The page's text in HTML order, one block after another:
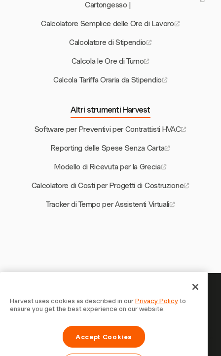
Cartongesso |
Calcolatore Semplice delle Ore di Lavoro
Calcolatore di Stipendio
Calcola le Ore di Turno
Calcola Tariffa Oraria da Stipendio
Altri strumenti Harvest
Software per Preventivi per Contrattisti HVAC
Reporting delle Spese Senza Carta
Modello di Ricevuta per la Grecia
Calcolatore di Costi per Progetti di Costruzione
Tracker di Tempo per Assistenti Virtuali
Il tuo tempo merita di essere
tracciato — inizia ora
Unisciti a oltre 70.000 aziende che monitorano il tempo,
fatturano i clienti e vengono pagate più velocemente con
Harvest uses cookies as described in ourPrivacy Policyto
ensure you get the best experience on our website.
Accept Cookies